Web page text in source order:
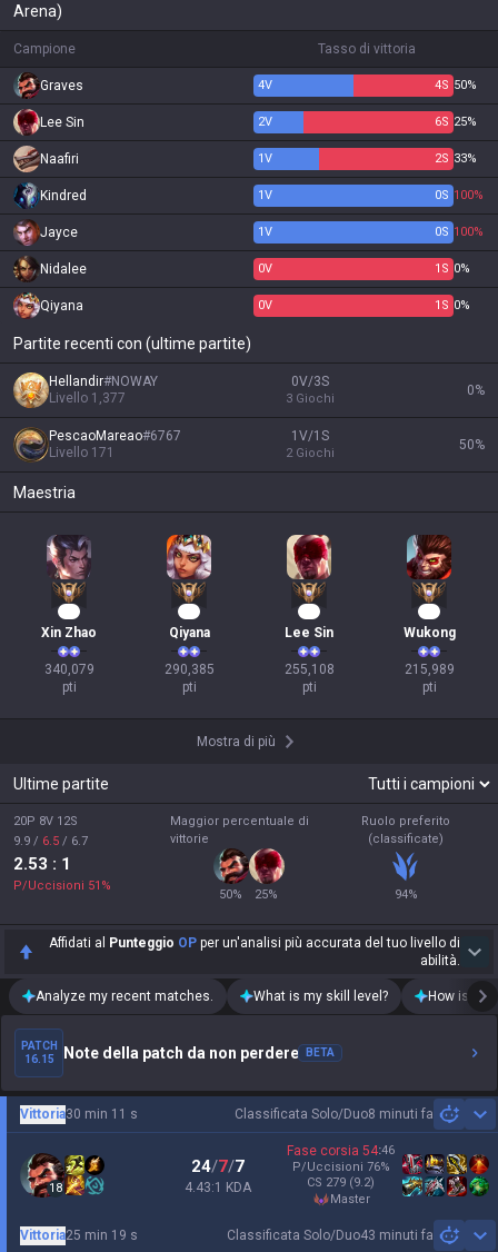
Arena)
Campione Tasso di vittoria
Graves 4V 4S 50%
Lee Sin 2V 6S 25%
Naafiri 1V 2S 33%
Kindred 1V 0S 100%
Jayce 1V 0S 100%
Nidalee 0V 1 S 0%
Qiyana 0V 1 S 0%
Partite recenti con (ultime partite)
Hellandir#NOWAY
Livello 1,377
0V/3S
3 Giochi
0%
PescaoMareao#6767
Livello 171
1V/1S
2 Giochi
50%
Maestria
Xin Zhao
340,079
pti
Qiyana
290,385
pti
Lee Sin
255,108
pti
Wukong
215,989
pti
Mostra di più
Ultime partite
20P 8V 12S
9.9 / 6.5 / 6.7
2.53 : 1
P/Uccisioni 51 %
Maggior percentuale di
vittorie
50% 25%
Ruolo preferito
(classificate)
94%
Affidati al Punteggio OPper un'analisi più accurata del tuo livello di
abilità.
Analyze my recent matches. What is my skill level? How is my
PATCH
16.15
Note della patch da non perdere BETA
Classificata Solo/Duo8 minuti fa
Vittoria30 min 11 s
18
24/7/7
4.43:1 KDA
Fase corsia 54:46
P/Uccisioni 76%
CS 279 (9.2)
master
Classificata Solo/Duo43 minuti fa
Vittoria25 min 19 s